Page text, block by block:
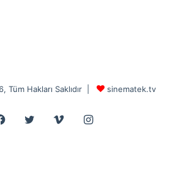
Tüm Hakları Saklıdır | sinematek.tv
Facebook
Twitter VimeoInstagram